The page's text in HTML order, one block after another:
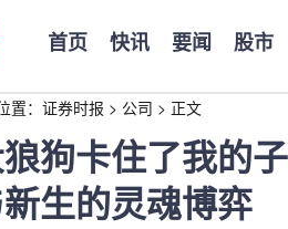
首页 快讯 要闻 股市
： 证券时报 > 公司 > 正文
狼狗卡住了我的
生的灵魂博弈